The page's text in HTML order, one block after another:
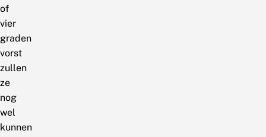
of
vier
graden
vorst
zullen
ze
nog
wel
kunnen